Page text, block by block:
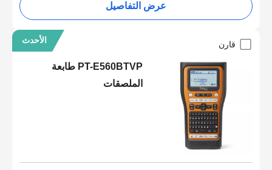
عرض التفاصيل
الأحدث قارن
PT-E560BTVP طابعة
الملصقات